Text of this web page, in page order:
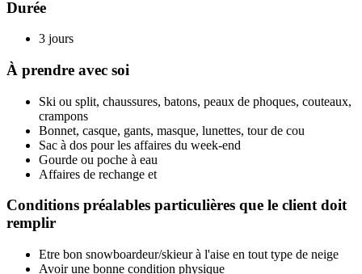
Durée
3 jours
À prendre avec soi
Ski ou split, chaussures, batons, peaux de phoques, couteaux,
crampons
Bonnet, casque, gants, masque, lunettes, tour de cou
Sac à dos pour les affaires du week-end
Gourde ou poche à eau
Affaires de rechange et
Conditions préalables particulières que le client doit
remplir
Etre bon snowboardeur/skieur à l'aise en tout type de neige
Avoir une bonne condition physique